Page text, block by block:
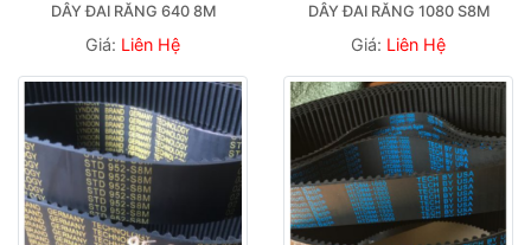
DÂY ĐAI RĂNG 640 8M
Giá: Liên Hệ
DÂY ĐAI RĂNG 1080 S8M
Giá: Liên Hệ